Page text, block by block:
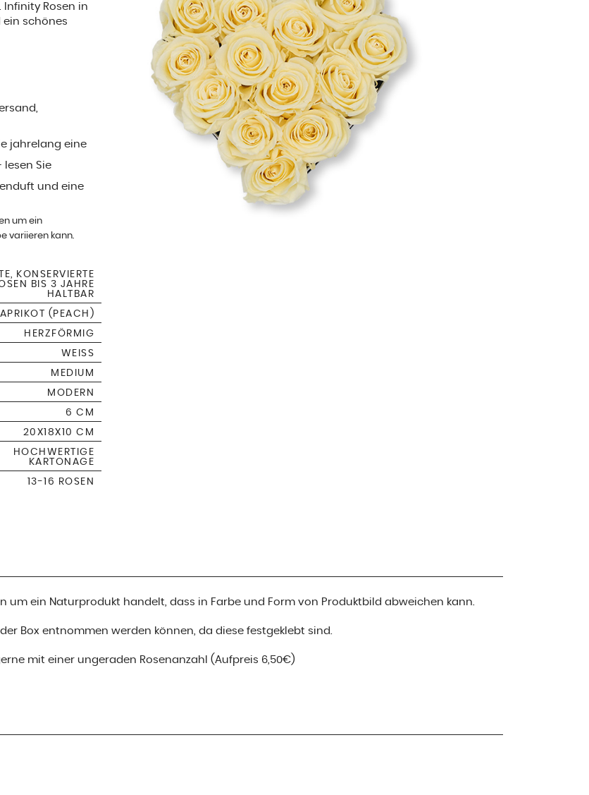
Rosen in
ein schönes
jahrelang eine
lesen Sie
und eine
um ein
variieren kann.
KONSERVIERTE
BIS 3 JAHRE
HALTBAR
APRIKOT (PEACH)
HERZFÖRMIG
WEISS
MEDIUM
MODERN
6 CM
20X18X10 CM
HOCHWERTIGE
KARTONAGE
13-16 ROSEN
um ein Naturprodukt handelt, dass in Farbe und Form von Produktbild abweichen kann.
Box entnommen werden können, da diese festgeklebt sind.
mit einer ungeraden Rosenanzahl (Aufpreis 6,50€)